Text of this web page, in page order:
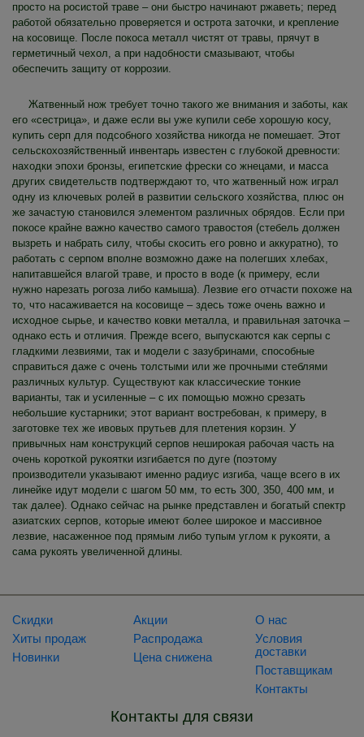
просто на росистой траве – они быстро начинают ржаветь; перед
работой обязательно проверяется и острота заточки, и крепление
на косовище. После покоса металл чистят от травы, прячут в
герметичный чехол, а при надобности смазывают, чтобы
обеспечить защиту от коррозии.
Жатвенный нож требует точно такого же внимания и заботы, как
его «сестрица», и даже если вы уже купили себе хорошую косу,
купить серп для подсобного хозяйства никогда не помешает. Этот
сельскохозяйственный инвентарь известен с глубокой древности:
находки эпохи бронзы, египетские фрески со жнецами, и масса
других свидетельств подтверждают то, что жатвенный нож играл
одну из ключевых ролей в развитии сельского хозяйства, плюс он
же зачастую становился элементом различных обрядов. Если при
покосе крайне важно качество самого травостоя (стебель должен
вызреть и набрать силу, чтобы скосить его ровно и аккуратно), то
работать с серпом вполне возможно даже на полегших хлебах,
напитавшейся влагой траве, и просто в воде (к примеру, если
нужно нарезать рогоза либо камыша). Лезвие его отчасти похоже на
то, что насаживается на косовище – здесь тоже очень важно и
исходное сырье, и качество ковки металла, и правильная заточка –
однако есть и отличия. Прежде всего, выпускаются как серпы с
гладкими лезвиями, так и модели с зазубринами, способные
справиться даже с очень толстыми или же прочными стеблями
различных культур. Существуют как классические тонкие
варианты, так и усиленные – с их помощью можно срезать
небольшие кустарники; этот вариант востребован, к примеру, в
заготовке тех же ивовых прутьев для плетения корзин. У
привычных нам конструкций серпов неширокая рабочая часть на
очень короткой рукоятки изгибается по дуге (поэтому
производители указывают именно радиус изгиба, чаще всего в их
линейке идут модели с шагом 50 мм, то есть 300, 350, 400 мм, и
так далее). Однако сейчас на рынке представлен и богатый спектр
азиатских серпов, которые имеют более широкое и массивное
лезвие, насаженное под прямым либо тупым углом к рукояти, а
сама рукоять увеличенной длины.
Скидки
Хиты продаж
Новинки
Акции
Распродажа
Цена снижена
О нас
Условия
доставки
Поставщикам
Контакты
Контакты для связи